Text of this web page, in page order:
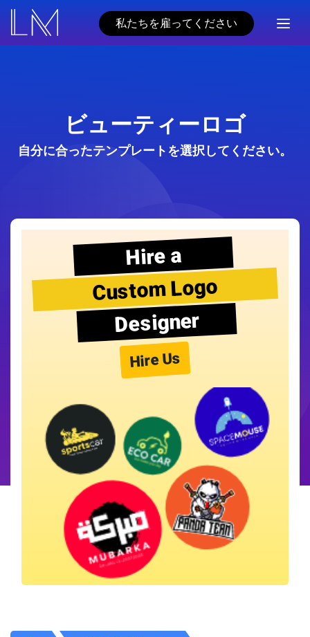
私たちを雇ってください
ビューティーロゴ
自分に合ったテンプレートを選択してください。
Hire a
Custom Logo
Designer
Hire Us